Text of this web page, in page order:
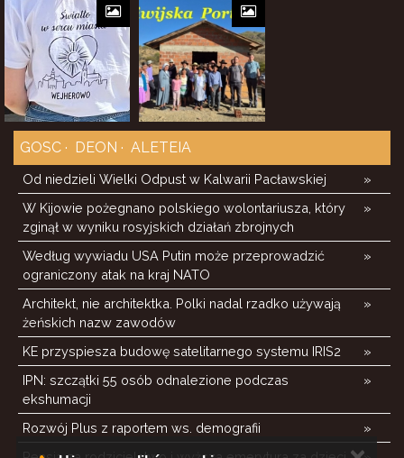
GOSC DEON ALETEIA
»
Od niedzieli Wielki Odpust w Kalwarii Pacławskiej
»
W Kijowie pożegnano polskiego wolontariusza, który
zginął w wyniku rosyjskich działań zbrojnych
»
Według wywiadu USA Putin może przeprowadzić
ograniczony atak na kraj NATO
»
Architekt, nie architektka. Polki nadal rzadko używają
żeńskich nazw zawodów
»
KE przyspiesza budowę satelitarnego systemu IRIS2
»
IPN: szczątki 55 osób odnalezione podczas
ekshumacji
»
Rozwój Plus z raportem ws. demografii